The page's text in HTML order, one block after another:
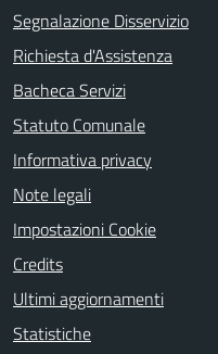
Segnalazione Disservizio
Richiesta d'Assistenza
Bacheca Servizi
Statuto Comunale
Informativa privacy
Note legali
Impostazioni Cookie
Credits
Ultimi aggiornamenti
Statistiche